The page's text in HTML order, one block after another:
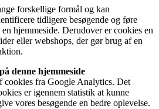
forskellige formål og kan
tidligere besøgende og føre
hjemmeside. Derudover er cookies en
eller webshops, der gør brug af en
denne hjemmeside
cookies fra Google Analytics. Det
er igennem statistik at kunne
vores besøgende en bedre oplevelse.